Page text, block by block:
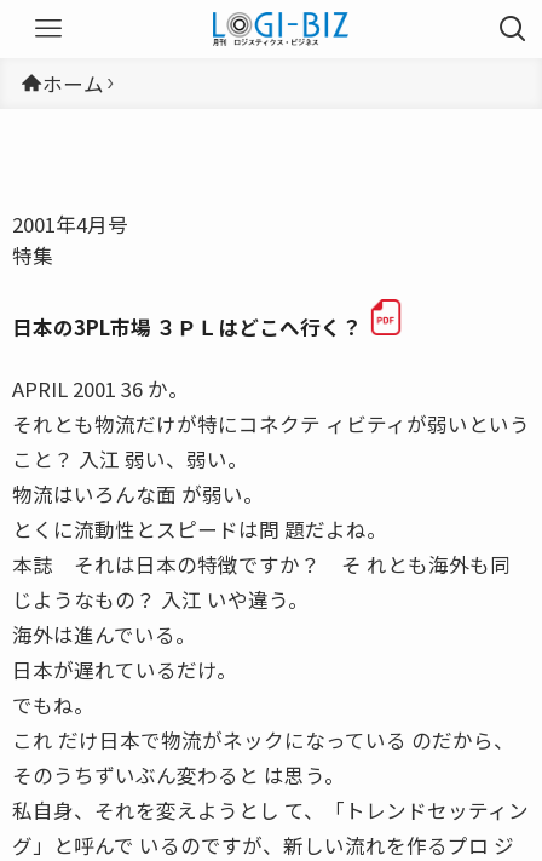
ホーム
2001年4月号
特集
日本の3PL市場 ３ＰＬはどこへ行く？
APRIL 2001 36 か。
それとも物流だけが特にコネクテ ィビティが弱いという
こと？ 入江 弱い、弱い。
物流はいろんな面 が弱い。
とくに流動性とスピードは問 題だよね。
本誌 それは日本の特徴ですか？ そ れとも海外も同
じようなもの？ 入江 いや違う。
海外は進んでいる。
日本が遅れているだけ。
でもね。
これ だけ日本で物流がネックになっている のだから、
そのうちずいぶん変わると は思う。
私自身、それを変えようとし て、「トレンドセッティン
グ」と呼んで いるのですが、新しい流れを作るプロ ジ